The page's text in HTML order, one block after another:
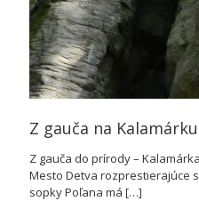
Z gauča na Kalamárku
Z gauča do prírody –
Mesto Detva rozprestierajúce
sopky Poľana má […]